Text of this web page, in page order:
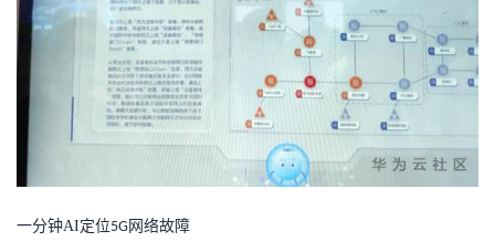
一分钟AI定位5G 网络故障